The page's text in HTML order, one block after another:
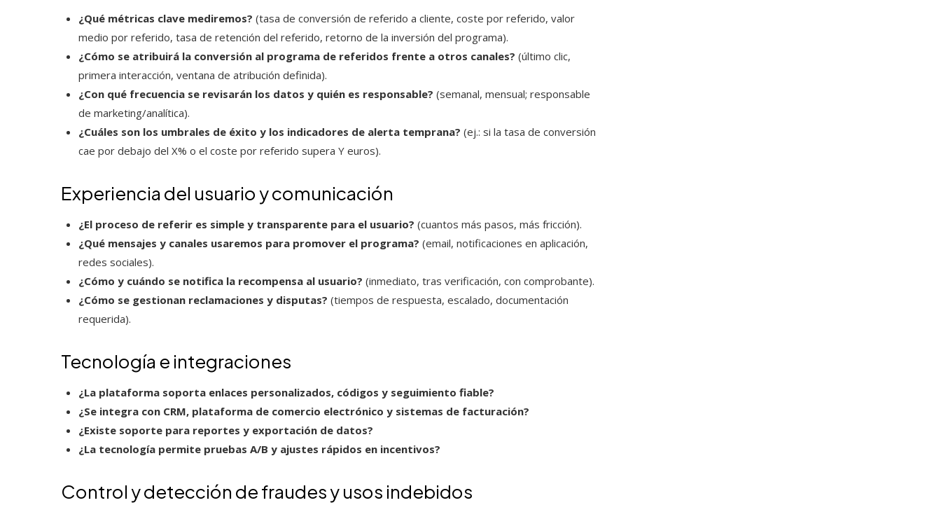
¿Qué métricas clave mediremos? (tasa de conversión de referido a cliente, coste por referido, valor
medio por referido, tasa de retención del referido, retorno de la inversión del programa).
¿Cómo se atribuirá la conversión al programa de referidos frente a otros canales? (último clic,
primera interacción, ventana de atribución definida).
¿Con qué frecuencia se revisarán los datos y quién es responsable? (semanal, mensual; responsable
de marketing/analítica).
¿Cuáles son los umbrales de éxito y los indicadores de alerta temprana? (ej.: si la tasa de conversión
cae por debajo del X% o el coste por referido supera Y euros).
Experiencia del usuario y comunicación
¿El proceso de referir es simple y transparente para el usuario? (cuantos más pasos, más fricción).
¿Qué mensajes y canales usaremos para promover el programa? (email, notificaciones en aplicación,
redes sociales).
¿Cómo y cuándo se notifica la recompensa al usuario? (inmediato, tras verificación, con comprobante).
¿Cómo se gestionan reclamaciones y disputas? (tiempos de respuesta, escalado, documentación
requerida).
Tecnología e integraciones
¿La plataforma soporta enlaces personalizados, códigos y seguimiento fiable?
¿Se integra con CRM, plataforma de comercio electrónico y sistemas de facturación?
¿Existe soporte para reportes y exportación de datos?
¿La tecnología permite pruebas A/B y ajustes rápidos en incentivos?
Control y detección de fraudes y usos indebidos